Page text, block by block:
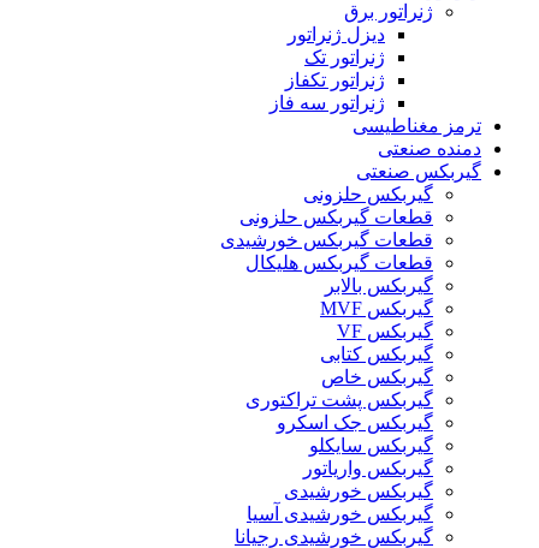
ژنراتور برق
دیزل ژنراتور
ژنراتور تک
ژنراتور تکفاز
ژنراتور سه فاز
ترمز مغناطیسی
دمنده صنعتی
گیربکس صنعتی
گیربکس حلزونی
قطعات گيربکس حلزونی
قطعات گيربکس خورشيدی
قطعات گیربکس هلیکال
گيربکس بالابر
گیربکس MVF
گیربکس VF
گیربکس کتابی
گیربکس خاص
گیربکس پشت تراکتوری
گیربکس جک اسکرو
گیربکس سایکلو
گیربکس واریاتور
گیربکس خورشیدی
گیربکس خورشیدی آسیا
گیربکس خورشیدی رجیانا